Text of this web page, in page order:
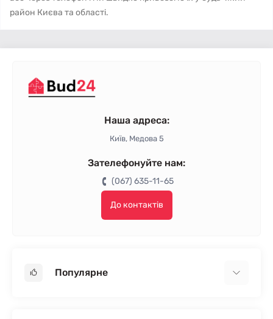
район Києва та області.
Наша адреса:
Київ, Медова 5
Зателефонуйте нам:
(067) 635-11-65
До контактів
Популярне